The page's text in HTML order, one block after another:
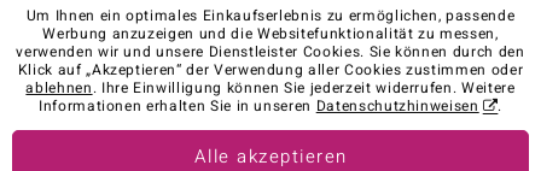
Karriere AGB Datenschutz Cookies
Impressum
Kontakt
Vertrag widerrufen
Visit our stores in other countries:
Um Ihnen ein optimales Einkaufserlebnis zu ermöglichen, passende
Werbung anzuzeigen und die Websitefunktionalität zu messen,
verwenden wir und unsere Dienstleister Cookies. Sie können durch den
Klick auf „Akzeptieren“ der Verwendung aller Cookies zustimmen oder
ablehnen. Ihre Einwilligung können Sie jederzeit widerrufen. Weitere
Informationen erhalten Sie in unseren Datenschutzhinweisen .
Alle akzeptieren